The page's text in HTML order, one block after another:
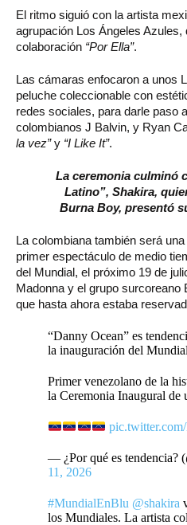
El ritmo siguió con la artista
agrupación Los Ángeles
colaboración “Por Ella”.
Las cámaras enfocaron a unos
peluche coleccionable con
redes sociales, para darle paso
colombianos J Balvin, y Ryan
la vez”y “I Like It”.
La ceremonia culminó
Latino”, Shakira,
Burna Boy, presentó
La colombiana también será
primer espectáculo de medio
del Mundial, el próximo 19 de
Madonna y el grupo surcoreano
que hasta ahora estaba
“Danny Ocean” es
la inauguración del
Primer venezolano de la
la Ceremonia Inaugural de
— ¿Por qué es tendencia?
11, 2026
#MundialEnBlu @shakira
los Mundiales. La artista